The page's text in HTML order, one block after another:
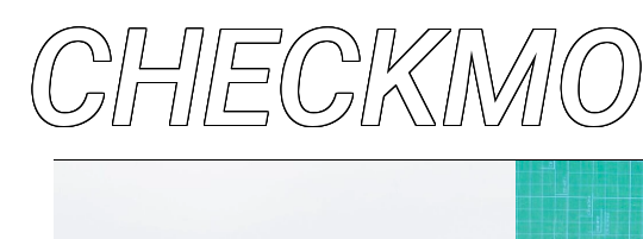
CHECKMO